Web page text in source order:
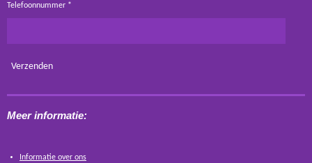
Telefoonnummer *
Verzenden
Meer informatie:
Informatie over ons